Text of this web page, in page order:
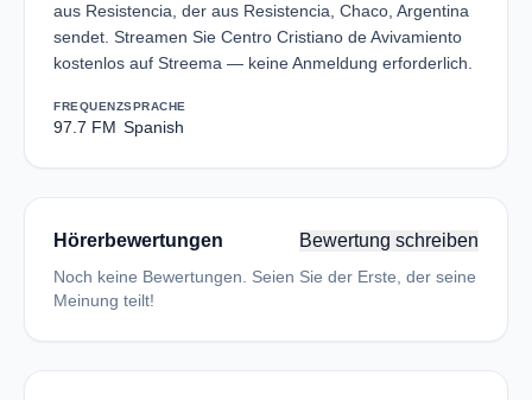
aus Resistencia, der aus Resistencia, Chaco, Argentina
sendet. Streamen Sie Centro Cristiano de Avivamiento
kostenlos auf Streema — keine Anmeldung erforderlich.
FREQUENZ
97.7 FM
SPRACHE
Spanish
Hörerbewertungen Bewertung schreiben
Noch keine Bewertungen. Seien Sie der Erste, der seine
Meinung teilt!